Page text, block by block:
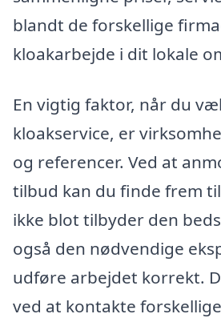
blandt de forskellige
kloakarbejde i dit lokale
En vigtig faktor, når du
kloakservice, er
og referencer. Ved at
tilbud kan du finde frem
ikke blot tilbyder den
også den nødvendige
udføre arbejdet korrekt.
ved at kontakte